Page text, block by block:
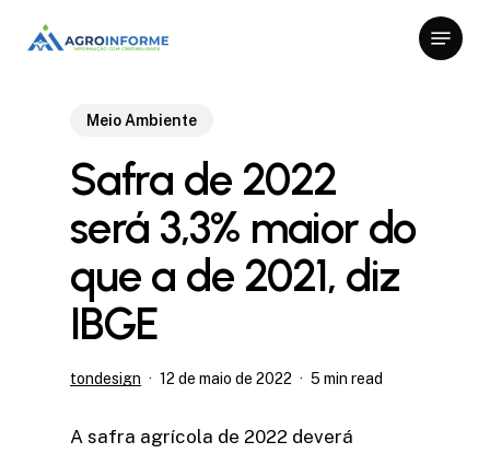
Menu
Meio Ambiente
Safra de 2022
será 3,3% maior do
que a de 2021, diz
IBGE
tondesign 12 de maio de 2022 5 min read
A safra agrícola de 2022 deverá